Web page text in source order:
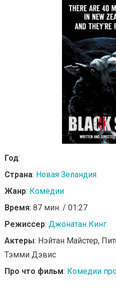
Год:
Страна: Новая Зеландия
Жанр: Комедии
Время: 87 мин. / 01:27
Режиссер: Джонатан Кинг
Актеры: Нэйтан Майстер,
Тэмми Дэвис
Про что фильм: Комедии